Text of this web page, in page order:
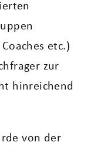
etc.)
zur
hinreichend
von der